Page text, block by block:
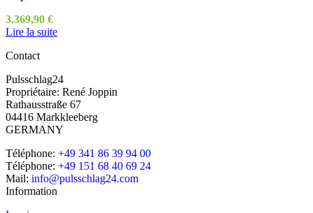
3.369,90 €
Lire la suite
Contact
Pulsschlag24
Propriétaire: René Joppin
Rathausstraße 67
04416 Markkleeberg
GERMANY
Téléphone: +49 341 86 39 94 00
Téléphone: +49 151 68 40 69 24
Mail: info@pulsschlag24.com
Information